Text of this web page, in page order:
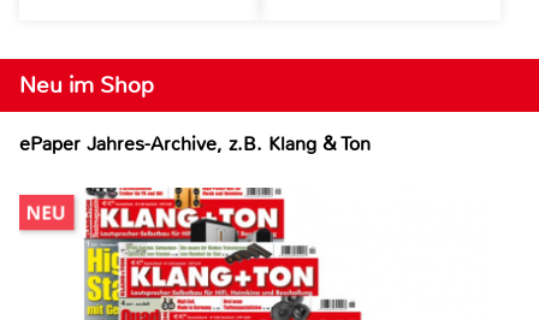
Neu im Shop
ePaper Jahres-Archive, z.B. Klang & Ton